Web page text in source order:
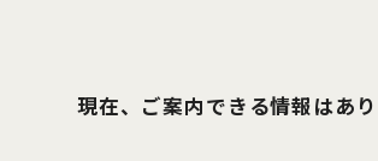
現在、ご案内できる情報はあり